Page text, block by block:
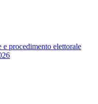
e procedimento elettorale